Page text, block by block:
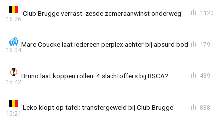
'Club Brugge verrast: zesde zomeraanwinst onderweg'
16:26
1120
Marc Coucke laat iedereen perplex achter bij absurd bod
16:04
179
Bruno laat koppen rollen: 4 slachtoffers bij RSCA?
15:42
489
'Leko klopt op tafel: transfergeweld bij Club Brugge'
15:21
838